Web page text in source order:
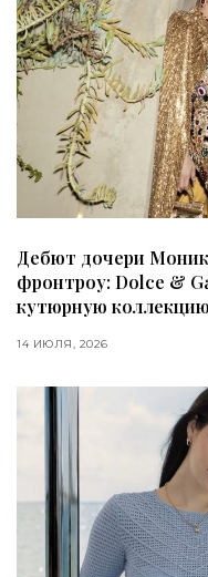
Дебют дочери
фронтроу: Dolce &
кутюрную коллекцию
14 ИЮЛЯ, 2026